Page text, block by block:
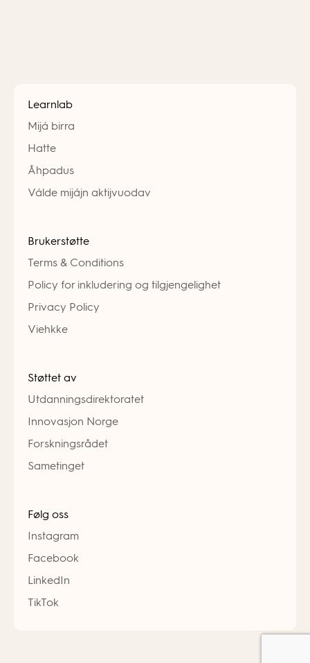
Learnlab
Mijá birra
Hatte
Åhpadus
Válde mijájn aktijvuodav
Brukerstøtte
Terms & Conditions
Policy for inkludering og tilgjengelighet
Privacy Policy
Viehkke
Støttet av
Utdanningsdirektoratet
Innovasjon Norge
Forskningsrådet
Sametinget
Følg oss
Instagram
Facebook
LinkedIn
TikTok